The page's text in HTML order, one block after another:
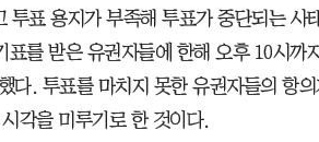
투표 용지가 부족해 투표가 중단되는 사
표를 받은 유권자들에 한해 오후 10시까
다. 투표를 마치지 못한 유권자들의 항
각을 미루기로 한 것이다.